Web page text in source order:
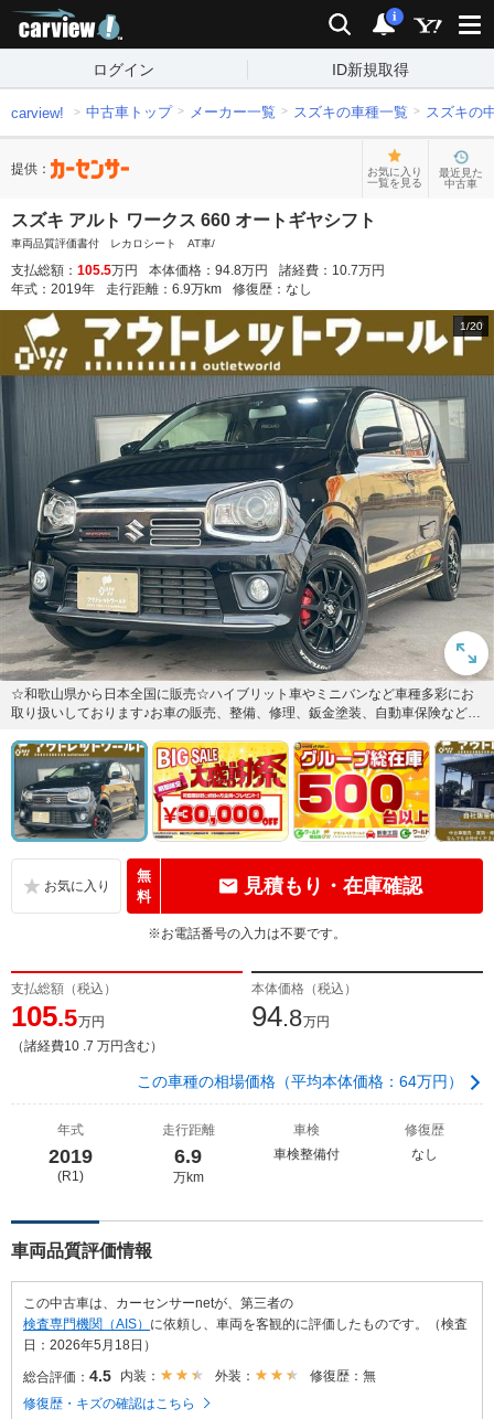
検索 通知
i
ログイン ID新規取得
carview! 中古車トップ メーカー一覧 スズキの車種一覧 スズキの
提供：
お気に入り
一覧を見る
最近見た
中古車
スズキ アルト ワークス 660 オートギヤシフト
車両品質評価書付 レカロシート AT車/
支払総額： 105.5万円 本体価格： 94.8万円 諸経費： 10.7万円
年式： 2019年 走行距離： 6.9万km 修復歴： なし
1/20
☆和歌山県から日本全国に販売☆ハイブリット車やミニバンなど車種多彩にお
取り扱いしております♪お車の販売、整備、修理、鈑金塗装、自動車保険などな
無
料
見積もり・在庫確認
※お電話番号の入力は不要です。
支払総額（税込）
105.5万円
（諸経費10 .7 万円含む）
本体価格（税込）
94.8万円
この車種の相場価格（平均本体価格：64万円）
年式
2019
(R1)
走行距離
6.9
万km
車検
車検整備付
修復歴
なし
車両品質評価情報
この中古車は、カーセンサーnetが、第三者の
検査専門機関（AIS） に依頼し、車両を客観的に評価したものです。（検査
日：2026年5月18日）
総合評価： 4.5 内装： 外装：
修復歴：無
修復歴・キズの確認はこちら